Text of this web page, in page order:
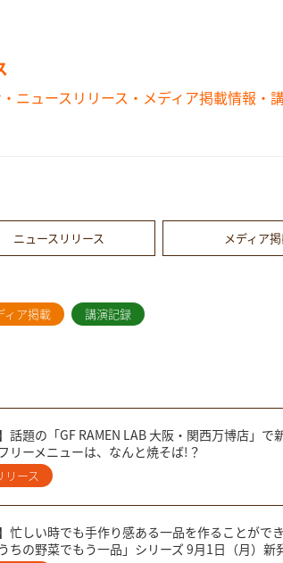
ニュースリリース・メディア掲載情報・
ニュースリリース メディア
ィア掲載 講演記録
話題の「GF RAMEN LAB 大阪・関西万博店」
リーメニューは、なんと焼そば!？
リース
】忙しい時でも手作り感ある一品を作ることが
ちの野菜でもう一品」シリーズ 9月1日（月）新